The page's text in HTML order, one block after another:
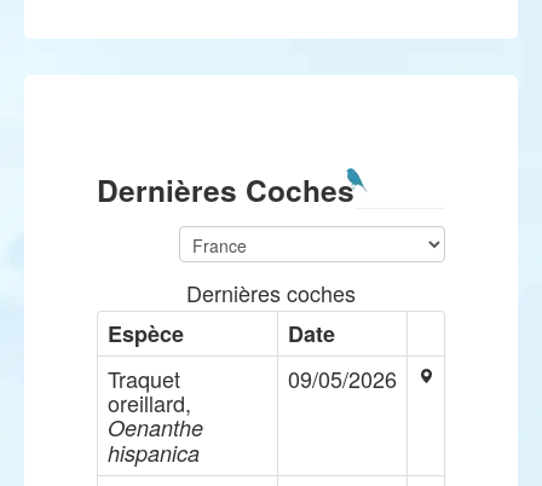
Dernières Coches
Dernières coches
Espèce
Date
Traquet
oreillard,
Oenanthe
hispanica
09/05/2026